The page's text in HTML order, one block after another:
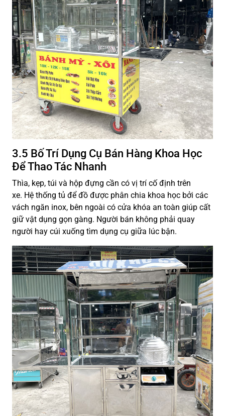
3.5 Bố Trí Dụng Cụ Bán Hàng Khoa Học
Để Thao Tác Nhanh
Thìa, kẹp, túi và hộp đựng cần có vị trí cố định trên
xe. Hệ thống tủ để đồ được phân chia khoa học bởi các
vách ngăn inox, bên ngoài có cửa khóa an toàn giúp cất
giữ vật dụng gọn gàng. Người bán không phải quay
người hay cúi xuống tìm dụng cụ giữa lúc bận.